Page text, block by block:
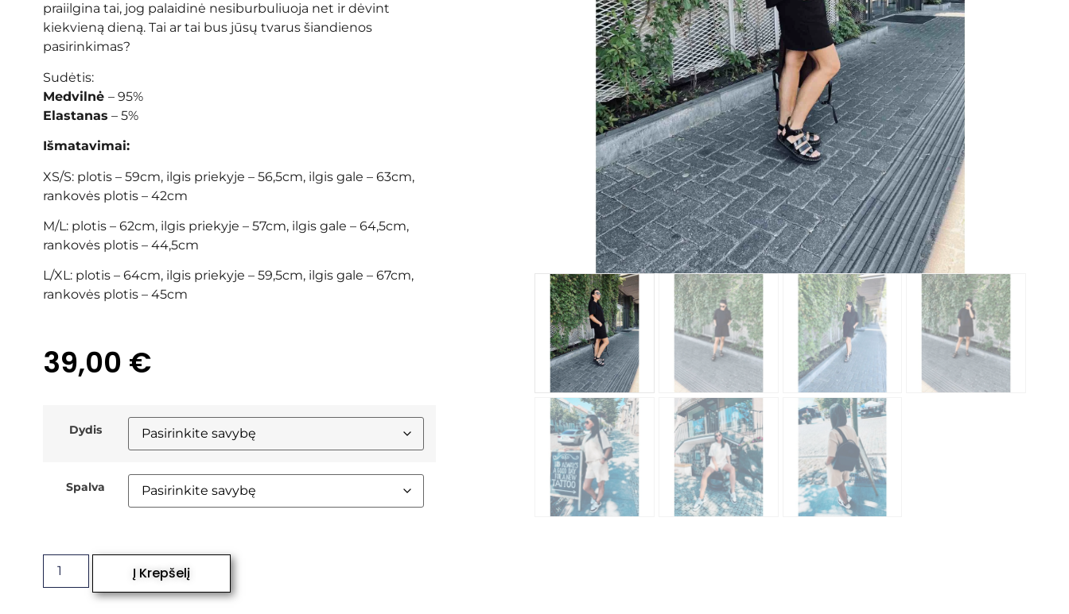
praiilgina tai, jog palaidinė nesiburbuliuoja net ir dėvint
kiekvieną dieną. Tai ar tai bus jūsų tvarus šiandienos
pasirinkimas?
Sudėtis:
Medvilnė – 95%
Elastanas – 5%
Išmatavimai:
XS/S: plotis – 59cm, ilgis priekyje – 56,5cm, ilgis gale – 63cm,
rankovės plotis – 42cm
M/L: plotis – 62cm, ilgis priekyje – 57cm, ilgis gale – 64,5cm,
rankovės plotis – 44,5cm
L/XL: plotis – 64cm, ilgis priekyje – 59,5cm, ilgis gale – 67cm,
rankovės plotis – 45cm
39,00 €
Dydis
Spalva
Į Krepšelį